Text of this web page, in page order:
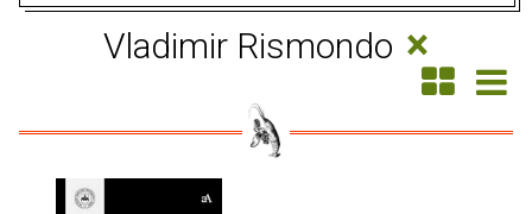
Vladimir Rismondo ×